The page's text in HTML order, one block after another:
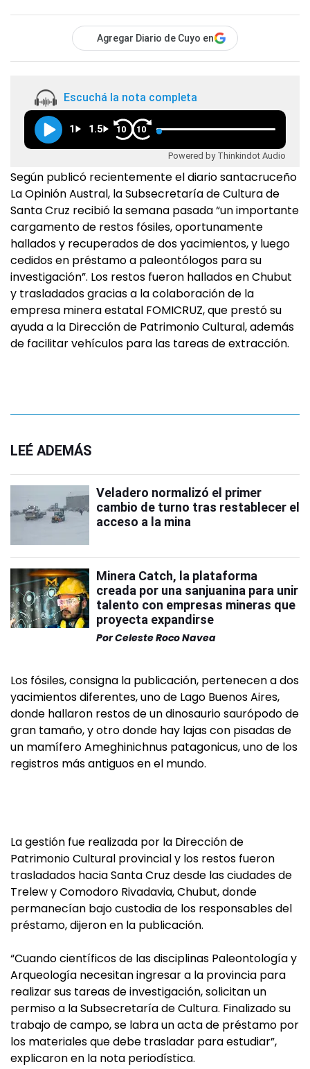
Agregar Diario de Cuyo en
Escuchá la nota completa
1 1.5 10 10
Powered by Thinkindot Audio
Según publicó recientemente el diario santacruceño
La Opinión Austral, la Subsecretaría de Cultura de
Santa Cruz recibió la semana pasada “un importante
cargamento de restos fósiles, oportunamente
hallados y recuperados de dos yacimientos, y luego
cedidos en préstamo a paleontólogos para su
investigación”. Los restos fueron hallados en Chubut
y trasladados gracias a la colaboración de la
empresa minera estatal FOMICRUZ, que prestó su
ayuda a la Dirección de Patrimonio Cultural, además
de facilitar vehículos para las tareas de extracción.
LEÉ ADEMÁS
Veladero normalizó el primer
cambio de turno tras restablecer el
acceso a la mina
Minera Catch, la plataforma
creada por una sanjuanina para unir
talento con empresas mineras que
proyecta expandirse
PorCeleste Roco Navea
Los fósiles, consigna la publicación, pertenecen a dos
yacimientos diferentes, uno de Lago Buenos Aires,
donde hallaron restos de un dinosaurio saurópodo de
gran tamaño, y otro donde hay lajas con pisadas de
un mamífero Ameghinichnus patagonicus, uno de los
registros más antiguos en el mundo.
La gestión fue realizada por la Dirección de
Patrimonio Cultural provincial y los restos fueron
trasladados hacia Santa Cruz desde las ciudades de
Trelew y Comodoro Rivadavia, Chubut, donde
permanecían bajo custodia de los responsables del
préstamo, dijeron en la publicación.
“Cuando científicos de las disciplinas Paleontología y
Arqueología necesitan ingresar a la provincia para
realizar sus tareas de investigación, solicitan un
permiso a la Subsecretaría de Cultura. Finalizado su
trabajo de campo, se labra un acta de préstamo por
los materiales que debe trasladar para estudiar”,
explicaron en la nota periodística.